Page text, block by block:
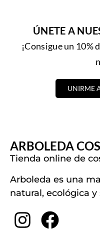
ÚNETE A
¡Consigue un 10%
UNIRME
ARBOLEDA
Tienda online de
Arboleda es una
natural, ecológica y